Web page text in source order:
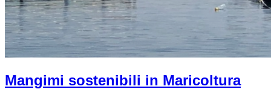
Mangimi sostenibili in Maricoltura